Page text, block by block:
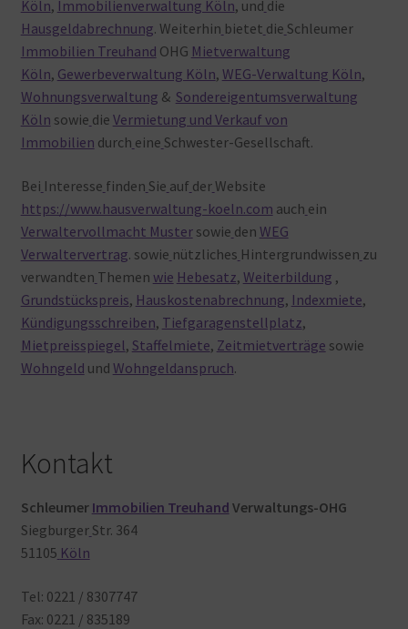
Köln, Immobilienverwaltung Köln, und die
Hausgeldabrechnung. Weiterhin bietet die Schleumer
Immobilien Treuhand OHG Mietverwaltung
Köln, Gewerbeverwaltung Köln, WEG-Verwaltung Köln,
Wohnungsverwaltung & Sondereigentumsverwaltung
Köln sowie die Vermietung und Verkauf von
Immobilien durch eine Schwester-Gesellschaft.
Bei Interesse finden Sie auf der Website
https://www.hausverwaltung-koeln.com auch ein
Verwaltervollmacht Mustersowie den WEG
Verwaltervertrag. sowie nützliches Hintergrundwissen zu
verwandten Themen wie Hebesatz, Weiterbildung ,
Grundstückspreis, Hauskostenabrechnung, Indexmiete,
Kündigungsschreiben, Tiefgaragenstellplatz,
Mietpreisspiegel, Staffelmiete, Zeitmietverträge sowie
Wohngeld und Wohngeldanspruch.
Kontakt
Schleumer Immobilien Treuhand Verwaltungs-OHG
Siegburger Str. 364
51105 Köln
Tel: 0221 / 8307747
Fax: 0221 / 835189